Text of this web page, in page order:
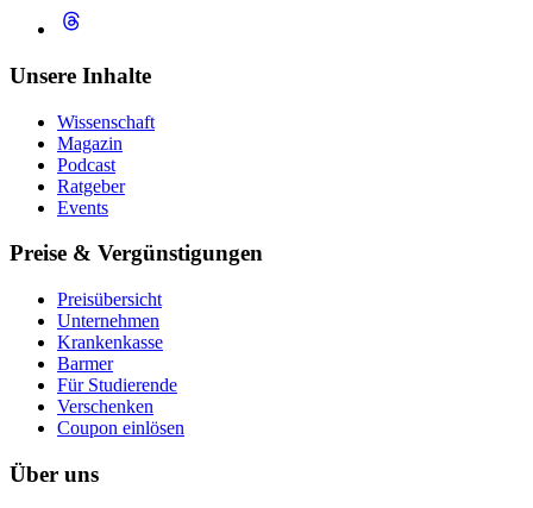
Unsere Inhalte
Wissenschaft
Magazin
Podcast
Ratgeber
Events
Preise & Vergünstigungen
Preisübersicht
Unternehmen
Krankenkasse
Barmer
Für Studierende
Ver­schen­ken
Coupon einlösen
Über uns